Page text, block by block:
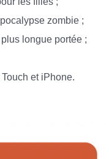
zombie ;
longue portée ;
et iPhone.